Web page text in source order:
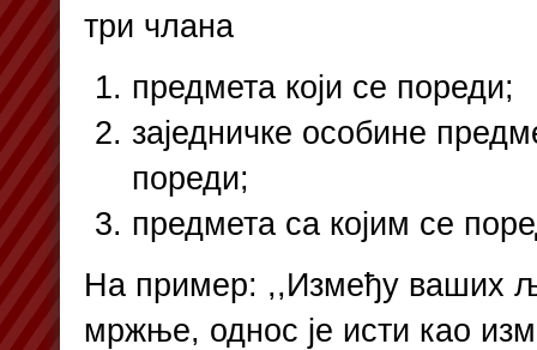
три члана
предмета који се пореди;
заједничке особине
пореди;
предмета са којим се
На пример: ,,Између ваших
мржње, однос је исти као